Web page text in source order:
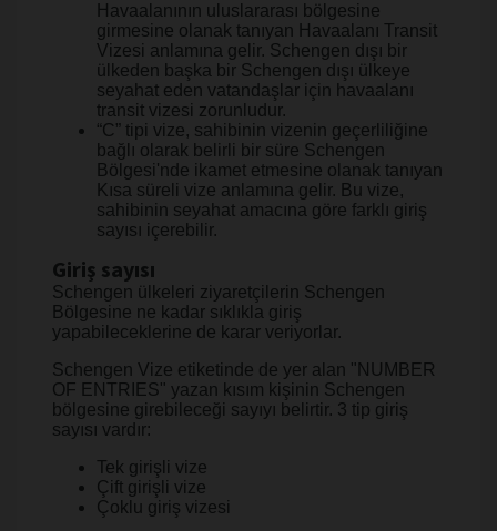
Havaalanının uluslararası bölgesine
girmesine olanak tanıyan Havaalanı Transit
Vizesi anlamına gelir. Schengen dışı bir
ülkeden başka bir Schengen dışı ülkeye
seyahat eden vatandaşlar için havaalanı
transit vizesi zorunludur.
“C” tipi vize, sahibinin vizenin geçerliliğine
bağlı olarak belirli bir süre Schengen
Bölgesi'nde ikamet etmesine olanak tanıyan
Kısa süreli vize anlamına gelir. Bu vize,
sahibinin seyahat amacına göre farklı giriş
sayısı içerebilir.
Giriş sayısı
Schengen ülkeleri ziyaretçilerin Schengen
Bölgesine ne kadar sıklıkla giriş
yapabileceklerine de karar veriyorlar.
Schengen Vize etiketinde de yer alan "NUMBER
OF ENTRIES" yazan kısım kişinin Schengen
bölgesine girebileceği sayıyı belirtir. 3 tip giriş
sayısı vardır:
Tek girişli vize
Çift girişli vize
Çoklu giriş vizesi